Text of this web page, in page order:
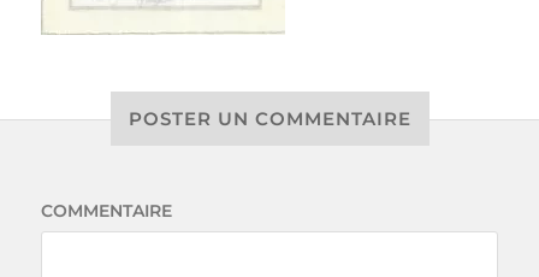
POSTER UN COMMENTAIRE
COMMENTAIRE